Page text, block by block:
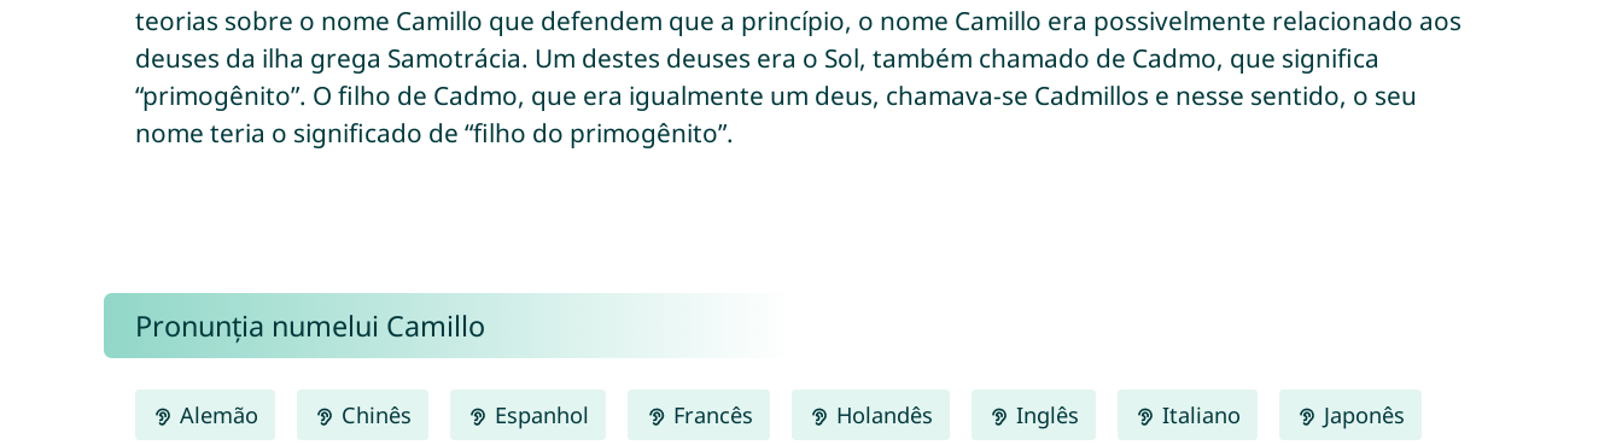
teorias sobre o nome Camillo que defendem que a princípio, o nome Camillo era possivelmente relacionado aos
deuses da ilha grega Samotrácia. Um destes deuses era o Sol, também chamado de Cadmo, que significa
“primogênito”. O filho de Cadmo, que era igualmente um deus, chamava-se Cadmillos e nesse sentido, o seu
nome teria o significado de “filho do primogênito”.
Pronunția numelui Camillo
Alemão Chinês Espanhol Francês Holandês Inglês Italiano Japonês